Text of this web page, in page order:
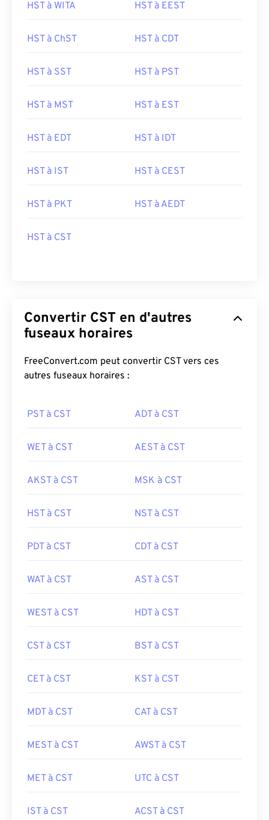
HST à WITA HST à EEST
HST à ChST HST à CDT
HST à SST HST à PST
HST à MST HST à EST
HST à EDT HST à IDT
HST à IST HST à CEST
HST à PKT HST à AEDT
HST à CST
Convertir CST en d'autres
fuseaux horaires
FreeConvert.com peut convertir CST vers ces
autres fuseaux horaires :
PST à CST ADT à CST
WET à CST AEST à CST
AKST à CST MSK à CST
HST à CST NST à CST
PDT à CST CDT à CST
WAT à CST AST à CST
WEST à CST HDT à CST
CST à CST BST à CST
CET à CST KST à CST
MDT à CST CAT à CST
MEST à CST AWST à CST
MET à CST UTC à CST
IST à CST ACST à CST